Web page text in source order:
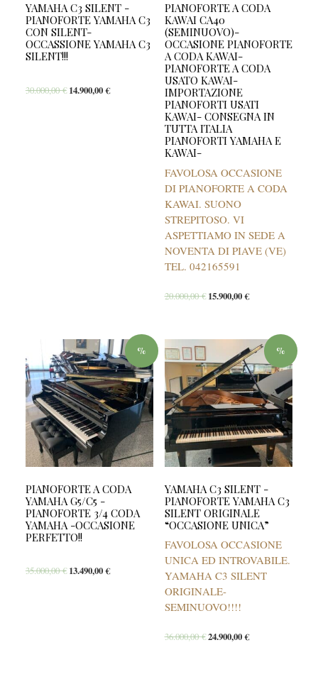
YAMAHA C3 SILENT -
PIANOFORTE YAMAHA C3
CON SILENT-
OCCASSIONE YAMAHA C3
SILENT!!!
30.000,00€ 14.900,00€
PIANOFORTE A CODA
KAWAI CA40
(SEMINUOVO)-
OCCASIONE PIANOFORTE
A CODA KAWAI-
PIANOFORTE A CODA
USATO KAWAI-
IMPORTAZIONE
PIANOFORTI USATI
KAWAI- CONSEGNA IN
TUTTA ITALIA
PIANOFORTI YAMAHA E
KAWAI-
FAVOLOSA OCCASIONE
DI PIANOFORTE A CODA
KAWAI. SUONO
STREPITOSO. VI
ASPETTIAMO IN SEDE A
NOVENTA DI PIAVE (VE)
TEL. 042165591
20.000,00€ 15.900,00€
%
PIANOFORTE A CODA
YAMAHA G5/C5 -
PIANOFORTE 3/4 CODA
YAMAHA -OCCASIONE
PERFETTO!!
35.000,00€ 13.490,00€
%
YAMAHA C3 SILENT -
PIANOFORTE YAMAHA C3
SILENT ORIGINALE
“OCCASIONE UNICA”
FAVOLOSA OCCASIONE
UNICA ED INTROVABILE.
YAMAHA C3 SILENT
ORIGINALE-
SEMINUOVO!!!!
36.000,00€24.900,00€